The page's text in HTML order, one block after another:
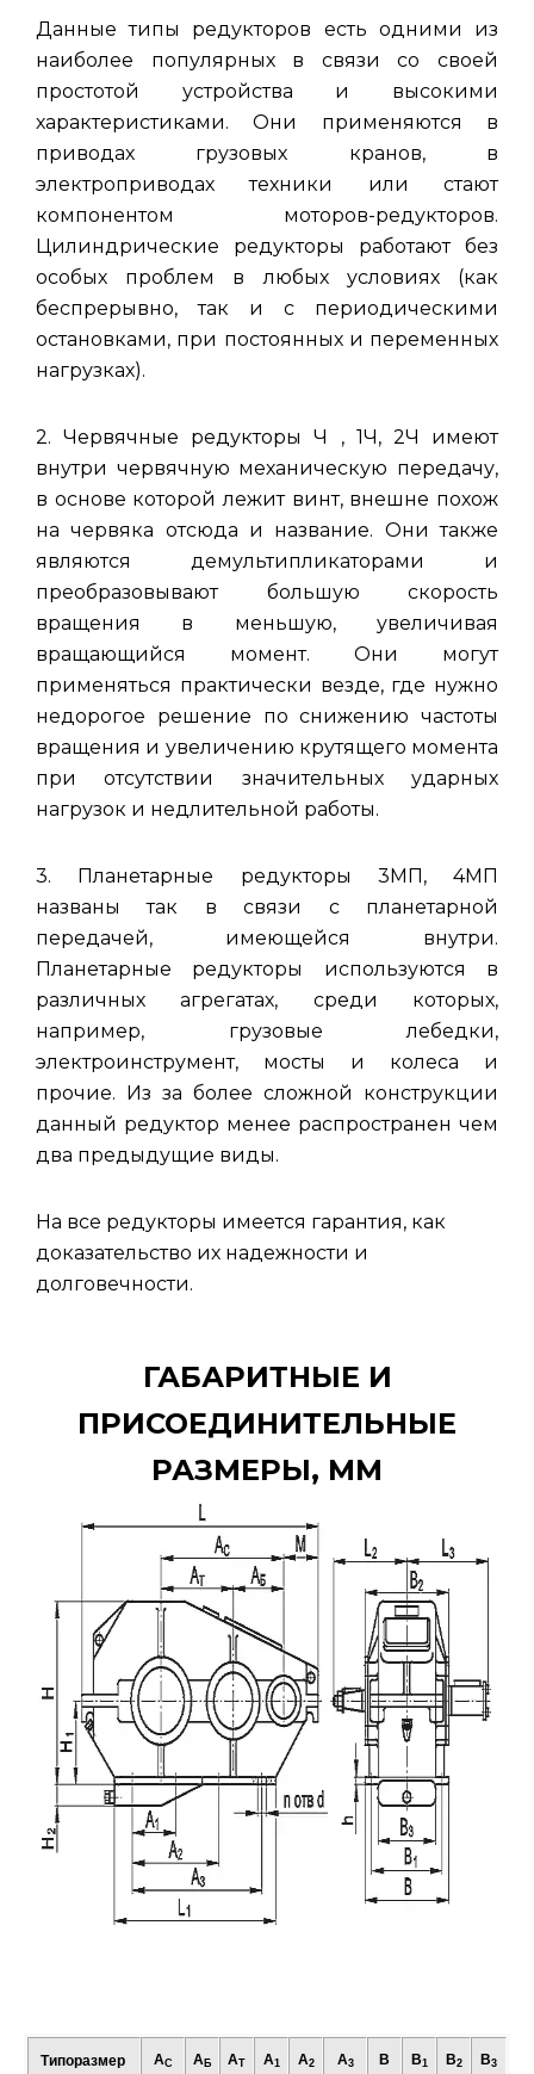
Данные типы редукторов есть одними из
наиболее популярных в связи со своей
простотой устройства и высокими
характеристиками. Они применяются в
приводах грузовых кранов, в
электроприводах техники или стают
компонентом моторов-редукторов.
Цилиндрические редукторы работают без
особых проблем в любых условиях (как
беспрерывно, так и с периодическими
остановками, при постоянных и переменных
нагрузках).
2. Червячные редукторы Ч , 1Ч, 2Ч имеют
внутри червячную механическую передачу,
в основе которой лежит винт, внешне похож
на червяка отсюда и название. Они также
являются демультипликаторами и
преобразовывают большую скорость
вращения в меньшую, увеличивая
вращающийся момент. Они могут
применяться практически везде, где нужно
недорогое решение по снижению частоты
вращения и увеличению крутящего момента
при отсутствии значительных ударных
нагрузок и недлительной работы.
3. Планетарные редукторы 3МП, 4МП
названы так в связи с планетарной
передачей, имеющейся внутри.
Планетарные редукторы используются в
различных агрегатах, среди которых,
например, грузовые лебедки,
электроинструмент, мосты и колеса и
прочие. Из за более сложной конструкции
данный редуктор менее распространен чем
два предыдущие виды.
На все редукторы имеется гарантия, как
доказательство их надежности и
долговечности.
ГАБАРИТНЫЕ И
ПРИСОЕДИНИТЕЛЬНЫЕ
РАЗМЕРЫ, ММ
Типоразмер
АC А Б АT А1 А2 А3 В В1 В2 В3